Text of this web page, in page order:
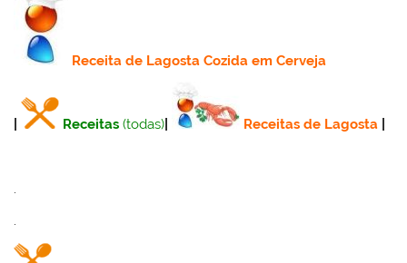
Receitade Lagosta Cozida em Cerveja
Receitas (todas) Receitas de Lagosta
.
.